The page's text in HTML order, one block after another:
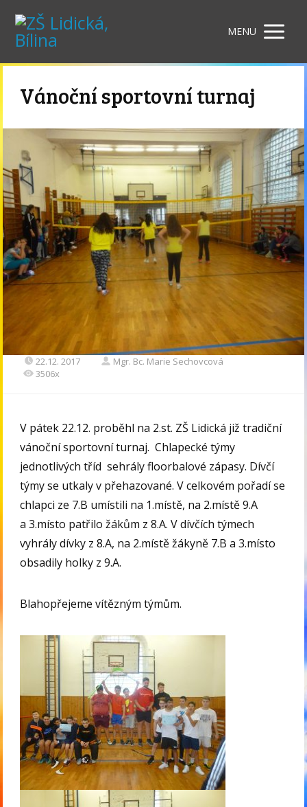
MENU
Vánoční sportovní turnaj
22.12. 2017
Mgr. Bc. Marie Sechovcová
3506x
V pátek 22.12. proběhl na 2.st. ZŠ Lidická již tradiční
vánoční sportovní turnaj. Chlapecké týmy
jednotlivých tříd sehrály floorbalové zápasy. Dívčí
týmy se utkaly v přehazované. V celkovém pořadí se
chlapci ze 7.B umístili na 1.místě, na 2.místě 9.A
a 3.místo patřilo žákům z 8.A. V dívčích týmech
vyhrály dívky z 8.A, na 2.místě žákyně 7.B a 3.místo
obsadily holky z 9.A.
Blahopřejeme vítězným týmům.